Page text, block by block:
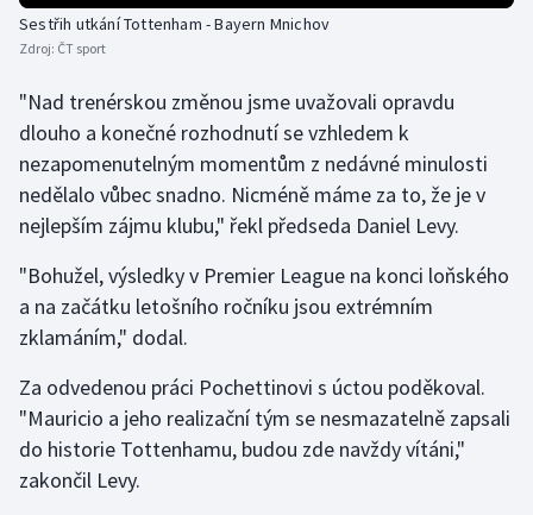
Olympijské hry
Plavání
Plážový volejbal
Ragby
Rychlobruslení
Rychlostní kanoistika
Short track
Sportovní střelba
Sestřih utkání Tottenham - Bayern Mnichov
Zdroj: ČT sport
"Nad trenérskou změnou jsme uvažovali opravdu
dlouho a konečné rozhodnutí se vzhledem k
nezapomenutelným momentům z nedávné minulosti
nedělalo vůbec snadno. Nicméně máme za to, že je v
nejlepším zájmu klubu," řekl předseda Daniel Levy.
"Bohužel, výsledky v Premier League na konci loňského
a na začátku letošního ročníku jsou extrémním
zklamáním," dodal.
Za odvedenou práci Pochettinovi s úctou poděkoval.
"Mauricio a jeho realizační tým se nesmazatelně zapsali
do historie Tottenhamu, budou zde navždy vítáni,"
zakončil Levy.